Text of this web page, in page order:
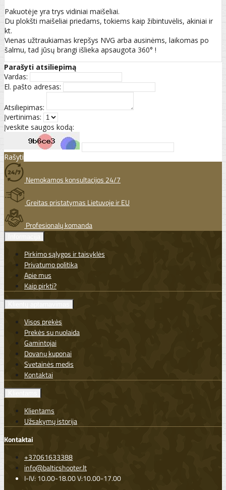
Pakuotėje yra trys vidiniai maišeliai.
Du plokšti maišeliai priedams, tokiems kaip žibintuvėlis, akiniai ir
kt.
Vienas užtraukiamas krepšys NVG arba ausinėms, laikomas po
šalmu, tad jūsų brangi išlieka apsaugota 360° !
Parašyti atsiliepimą
Vardas:
El. pašto adresas:
Atsiliepimas:
Įvertinimas:
Įveskite saugos kodą:
Rašyti
Nemokamos konsultacijos 24/7
Greitas pristatymas Lietuvoje ir EU
Profesionalų komanda
Pirkimo sąlygos ir taisyklės
Privatumo politika
Apie mus
Kaip pirkti?
Visos prekės
Prekės su nuolaida
Gamintojai
Dovanų kuponai
Svetainės medis
Kontaktai
Klientams
Užsakymų istorija
Kontaktai
+37061633388
info@balticshooter.lt
I-IV: 10.00-18.00 V:10.00-17.00